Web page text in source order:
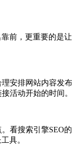
前，更重要的是
安排网站内容发
活动开始的时间。
看搜索引擎SEO
具。